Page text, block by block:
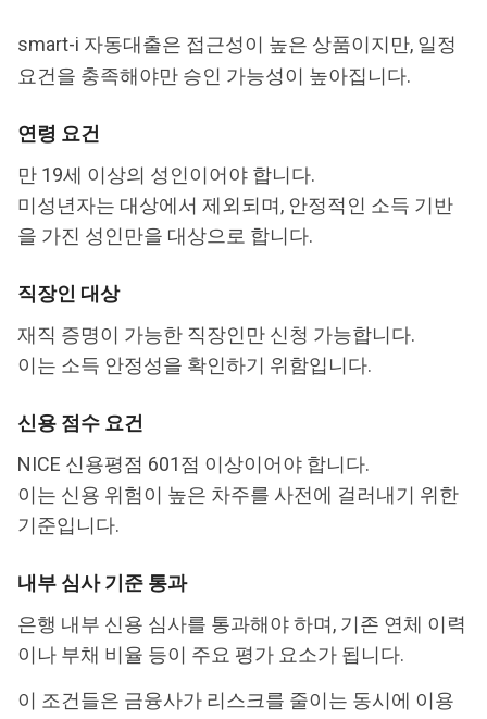
smart-i 자동대출은 접근성이 높은 상품이지만, 일정
요건을 충족해야만 승인 가능성이 높아집니다.
연령 요건
만 19세 이상의 성인이어야 합니다.
미성년자는 대상에서 제외되며, 안정적인 소득 기반
을 가진 성인만을 대상으로 합니다.
직장인 대상
재직 증명이 가능한 직장인만 신청 가능합니다.
이는 소득 안정성을 확인하기 위함입니다.
신용 점수 요건
NICE 신용평점 601점 이상이어야 합니다.
이는 신용 위험이 높은 차주를 사전에 걸러내기 위한
기준입니다.
내부 심사 기준 통과
은행 내부 신용 심사를 통과해야 하며, 기존 연체 이력
이나 부채 비율 등이 주요 평가 요소가 됩니다.
이 조건들은 금융사가 리스크를 줄이는 동시에 이용